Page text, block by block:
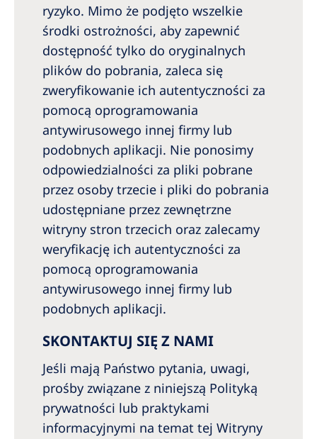
ryzyko. Mimo że podjęto wszelkie
środki ostrożności, aby zapewnić
dostępność tylko do oryginalnych
plików do pobrania, zaleca się
zweryfikowanie ich autentyczności za
pomocą oprogramowania
antywirusowego innej firmy lub
podobnych aplikacji. Nie ponosimy
odpowiedzialności za pliki pobrane
przez osoby trzecie i pliki do pobrania
udostępniane przez zewnętrzne
witryny stron trzecich oraz zalecamy
weryfikację ich autentyczności za
pomocą oprogramowania
antywirusowego innej firmy lub
podobnych aplikacji.
SKONTAKTUJ SIĘ Z NAMI
Jeśli mają Państwo pytania, uwagi,
prośby związane z niniejszą Polityką
prywatności lub praktykami
informacyjnymi na temat tej Witryny